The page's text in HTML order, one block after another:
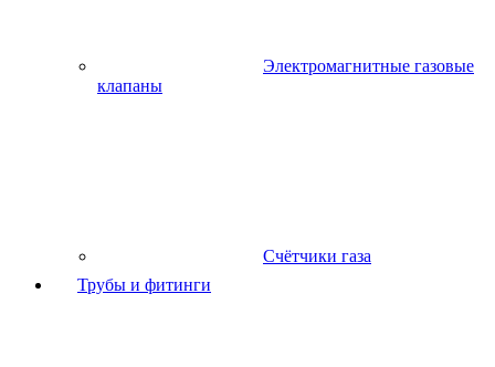
Электромагнитные газовые
клапаны
Счётчики газа
Трубы и фитинги